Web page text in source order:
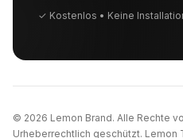
✓ Kostenlos • Keine
© 2026 Lemon Brand. Alle Rechte
Urheberrechtlich geschützt. Lemon